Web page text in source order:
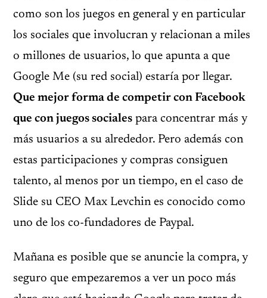
como son los juegos en general y en particular
los sociales que involucran y relacionan a miles
o millones de usuarios, lo que apunta a que
Google Me (su red social) estaría por llegar.
Que mejor forma de competir con Facebook
que con juegos sociales para concentrar más y
más usuarios a su alrededor. Pero además con
estas participaciones y compras consiguen
talento, al menos por un tiempo, en el caso de
Slide su CEO Max Levchin es conocido como
uno de los co-fundadores de Paypal.
Mañana es posible que se anuncie la compra, y
seguro que empezaremos a ver un poco más